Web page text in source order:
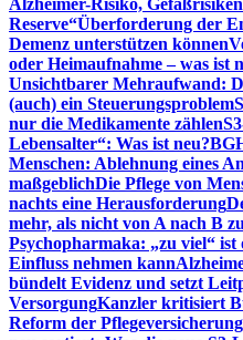
Alzheimer-Risiko,
Reserve“Überforderung der
Demenz unterstützen können
oder Heimaufnahme – was ist
Unsichtbarer Mehraufwand:
(auch) ein Steuerungsproblem
nur die Medikamente zählen
Lebensalter“: Was ist neu?
Menschen: Ablehnung eines
maßgeblichDie Pflege von
nachts eine Herausforderung
mehr, als nicht von A nach B
Psychopharmaka: „zu viel“
Einfluss nehmen kann
bündelt Evidenz und setzt
VersorgungKanzler kritisiert
Reform der Pflegeversicherung